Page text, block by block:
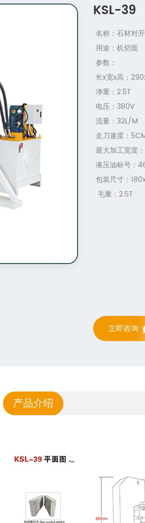
KSL-39
名称：石材对
用途：机切面
参数：
长x宽x高：
净重：
电压：
流量：
走刀速度
最大加工宽
液压油标
包装尺寸：
毛重：2.5T
立即咨询
产品介绍